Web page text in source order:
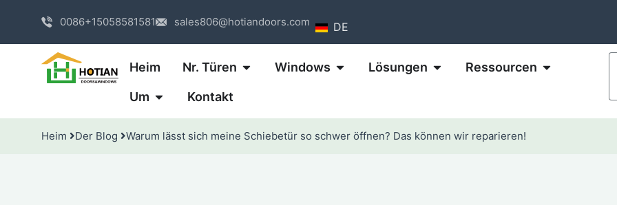
0086+15058581581 sales806@hotiandoors.com DE
Heim Nr. Türen Windows Lösungen Ressourcen
Um Kontakt
Heim Der Blog Warum lässt sich meine Schiebetür so schwer öffnen? Das können wir reparieren!